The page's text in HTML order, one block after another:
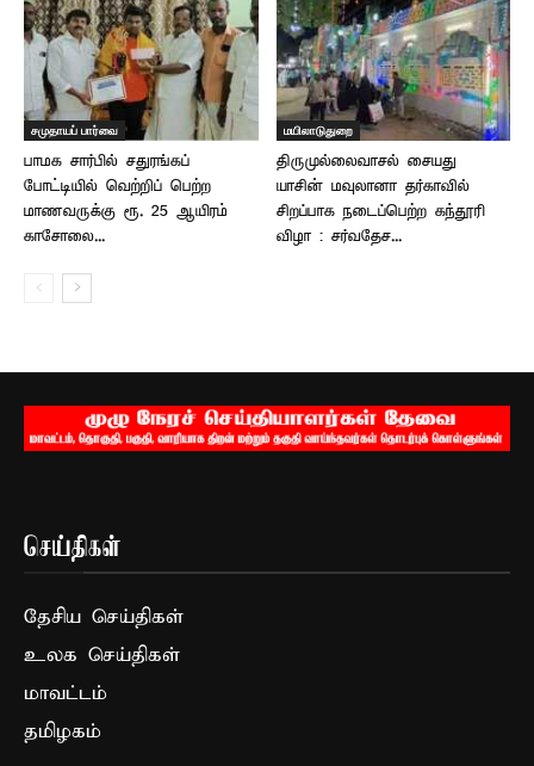
சமுதாயப் பார்வை
பாமக சார்பில் சதுரங்கப்
போட்டியில் வெற்றிப் பெற்ற
மாணவருக்கு ரூ. 25 ஆயிரம்
காசோலை...
மயிலாடுதுறை
திருமுல்லைவாசல் சையது
யாசின் மவுலானா தர்காவில்
சிறப்பாக நடைப்பெற்ற கந்தூரி
விழா : சர்வதேச...
செய்திகள்
தேசிய செய்திகள்
உலக செய்திகள்
மாவட்டம்
தமிழகம்